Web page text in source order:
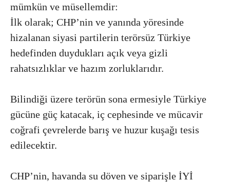
mümkün ve müsellemdir:
İlk olarak; CHP’nin ve yanında yöresinde
hizalanan siyasi partilerin terörsüz Türkiye
hedefinden duydukları açık veya gizli
rahatsızlıklar ve hazım zorluklarıdır.
Bilindiği üzere terörün sona ermesiyle Türkiye
gücüne güç katacak, iç cephesinde ve mücavir
coğrafi çevrelerde barış ve huzur kuşağı tesis
edilecektir.
CHP’nin, havanda su döven ve siparişle İYİ